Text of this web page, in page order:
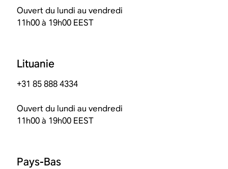
Ouvert du lundi au vendredi
11h00 à 19h00 EEST
Lituanie
+31 85 888 4334
Ouvert du lundi au vendredi
11h00 à 19h00 EEST
Pays-Bas